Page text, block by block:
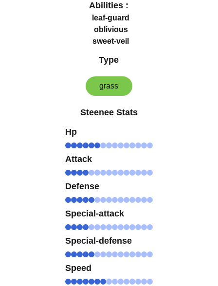
Abilities :
leaf-guard
oblivious
sweet-veil
Type
grass
Steenee Stats
Hp
Attack
Defense
Special-attack
Special-defense
Speed